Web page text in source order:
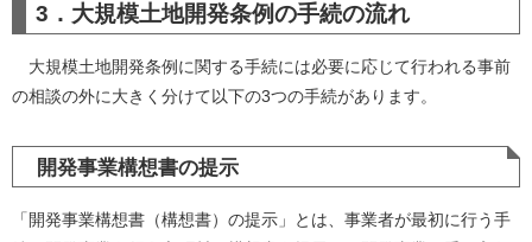
3．大規模土地開発条例の手続の流れ
大規模土地開発条例に関する手続には必要に応じて行われる事前
の相談の外に大きく分けて以下の3つの手続があります。
開発事業構想書の提示
「開発事業構想書（構想書）の提示」とは、事業者が最初に行う手